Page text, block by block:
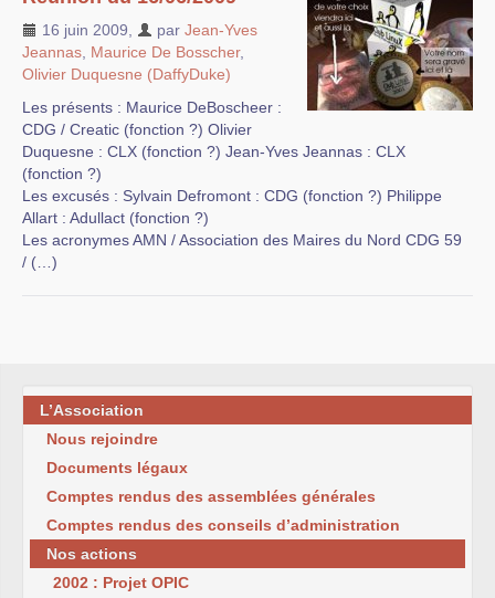
16 juin 2009 par Jean-Yves
Jeannas Maurice De Bosscher,
Olivier Duquesne (DaffyDuke)
Les présents : Maurice DeBoscheer :
CDG / Creatic (fonction ?) Olivier
Duquesne : CLX (fonction ?) Jean-Yves Jeannas : CLX
(fonction ?)
Les excusés : Sylvain Defromont : CDG (fonction ?) Philippe
Allart : Adullact (fonction ?)
Les acronymes AMN / Association des Maires du Nord CDG 59
/ (…)
L’Association
Nous rejoindre
Documents légaux
Comptes rendus des assemblées générales
Comptes rendus des conseils d’administration
Nos actions
2002 : Projet OPIC